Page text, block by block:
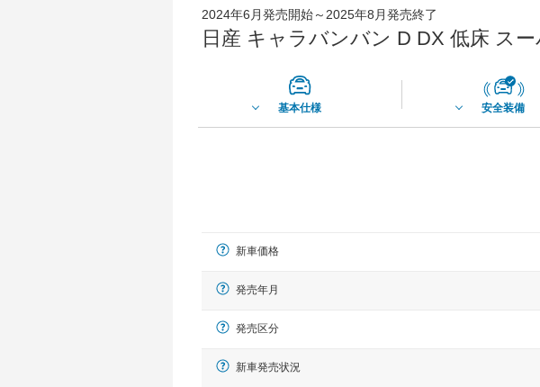
2024年6月発売開始～2025年8月発売終了
日産 キャラバンバン D DX 低床 ス
基本仕様 安全装備
新車価格
発売年月
発売区分
新車発売状況